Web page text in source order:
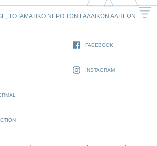
ΤΟ ΙΑΜΑΤΙΚΌ ΝΕΡΌ ΤΩΝ ΓΑΛΛΙΚΏΝ ΆΛΠΕΩΝ
FACEBOOK
INSTAGRAM